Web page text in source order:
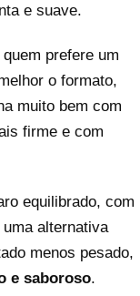
e suave.
prefere um
o formato,
muito bem com
firme e com
equilibrado, com
alternativa
menos pesado,
e saboroso.